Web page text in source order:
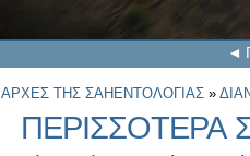
ΑΡΧΕΣ ΤΗΣ ΣΑΗΕΝΤΟΛΟΓΙΑΣ »
ΠΕΡΙΣΣΟΤΕΡΑ